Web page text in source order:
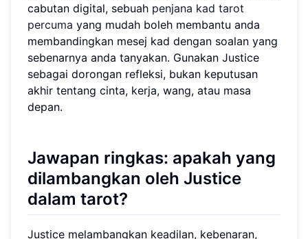
cabutan digital, sebuah penjana kad tarot
percuma yang mudah boleh membantu anda
membandingkan mesej kad dengan soalan yang
sebenarnya anda tanyakan. Gunakan Justice
sebagai dorongan refleksi, bukan keputusan
akhir tentang cinta, kerja, wang, atau masa
depan.
Jawapan ringkas: apakah yang
dilambangkan oleh Justice
dalam tarot?
Justice melambangkan keadilan, kebenaran,